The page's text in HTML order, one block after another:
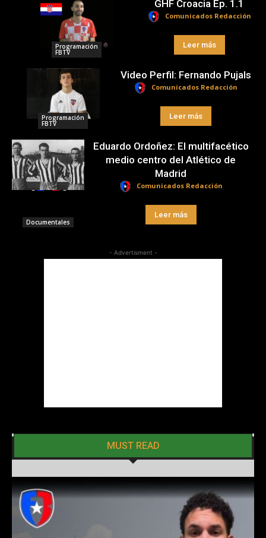
Programación
FBTV
GHF Croacia Ep. 1.1
Comunicados Redacción
Leer más
Programación
FBTV
Video Perfil: Fernando Pujals
Comunicados Redacción
Leer más
Documentales
Eduardo Ordoñez: El multifacético
medio centro del Atlético de
Madrid
Comunicados Redacción
Leer más
- Advertisment -
MUST READ